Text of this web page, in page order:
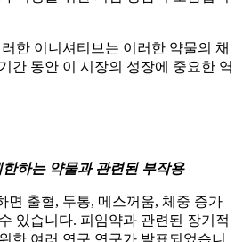
한 이니셔티브는 이러한 약물의 채
간 동안 이 시장의 성장에 중요한 역
하는 약물과 관련된 부작용
면 출혈, 두통, 메스꺼움, 체중 증가
있습니다. 피임약과 관련된 장기적